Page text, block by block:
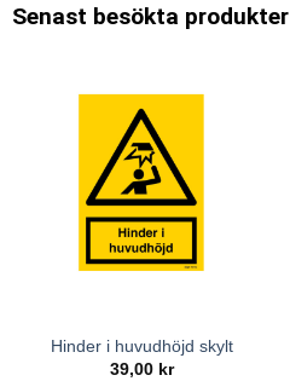
Senast besökta produkter
Hinder i huvudhöjd skylt
39,00 kr